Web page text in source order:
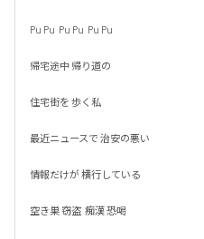
Pu Pu  Pu Pu  Pu Pu
帰宅途中 帰り道の
住宅街を 歩く私
最近ニュースで 治安の悪い
情報だけが 横行している
空き巣 窃盗  痴漢 恐喝